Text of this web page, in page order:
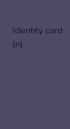
Identity card
(n)